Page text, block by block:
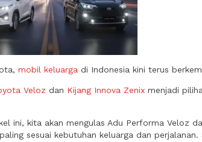
mobil keluarga di Indonesia kini terus
Veloz dan Kijang Innova Zenix menjadi
ini, kita akan mengulas Adu Performa Veloz
sesuai kebutuhan keluarga dan perjalanan.